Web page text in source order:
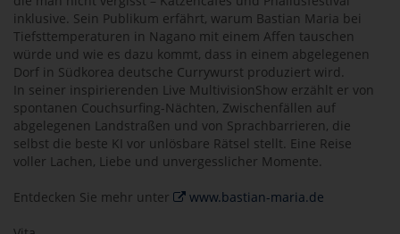
inklusive. Sein Publikum erfährt, warum Bastian Maria bei
Tiefsttemperaturen in Nagano mit einem Affen tauschen
würde und wie es dazu kommt, dass in einem abgelegenen
Dorf in Südkorea deutsche Currywurst produziert wird.
In seiner inspirierenden Live MultivisionShow erzählt er von
spontanen Couchsurfing-Nächten, Zwischenfällen auf
abgelegenen Landstraßen und von Sprachbarrieren, die
selbst die beste KI vor unlösbare Rätsel stellt. Eine Reise
voller Lachen, Liebe und unvergesslicher Momente.
Entdecken Sie mehr unter www.bastian-maria.de